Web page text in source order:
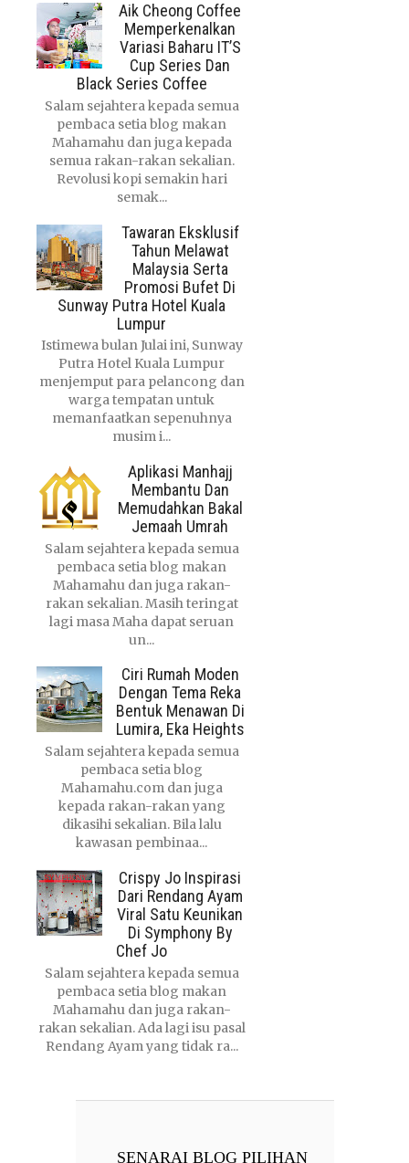
Aik Cheong Coffee
Memperkenalkan
Variasi Baharu IT’S
Cup Series Dan
Black Series Coffee
Salam sejahtera kepada semua
pembaca setia blog makan
Mahamahu dan juga kepada
semua rakan-rakan sekalian.
Revolusi kopi semakin hari
semak...
Tawaran Eksklusif
Tahun Melawat
Malaysia Serta
Promosi Bufet Di
Sunway Putra Hotel Kuala
Lumpur
Istimewa bulan Julai ini, Sunway
Putra Hotel Kuala Lumpur
menjemput para pelancong dan
warga tempatan untuk
memanfaatkan sepenuhnya
musim i...
Aplikasi Manhajj
Membantu Dan
Memudahkan Bakal
Jemaah Umrah
Salam sejahtera kepada semua
pembaca setia blog makan
Mahamahu dan juga rakan-
rakan sekalian. Masih teringat
lagi masa Maha dapat seruan
un...
Ciri Rumah Moden
Dengan Tema Reka
Bentuk Menawan Di
Lumira, Eka Heights
Salam sejahtera kepada semua
pembaca setia blog
Mahamahu.com dan juga
kepada rakan-rakan yang
dikasihi sekalian. Bila lalu
kawasan pembinaa...
Crispy Jo Inspirasi
Dari Rendang Ayam
Viral Satu Keunikan
Di Symphony By
Chef Jo
Salam sejahtera kepada semua
pembaca setia blog makan
Mahamahu dan juga rakan-
rakan sekalian. Ada lagi isu pasal
Rendang Ayam yang tidak ra...
SENARAI BLOG PILIHAN